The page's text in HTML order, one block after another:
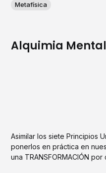
Metafísica
Alquimia Mental
Asimilar los siete Principios
ponerlos en práctica en
una TRANSFORMACIÓN